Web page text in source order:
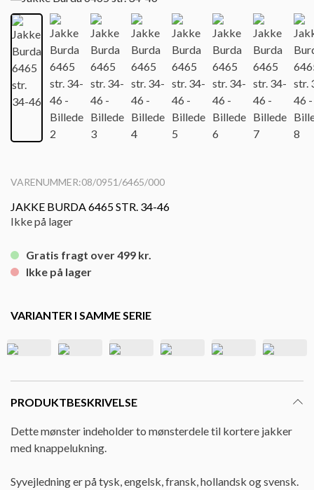
VARENUMMER:08/0951/6465/000
JAKKE BURDA 6465 STR. 34-46
Ikke på lager
Gratis fragt over 499 kr.
Ikke på lager
VARIANTER I SAMME SERIE
PRODUKTBESKRIVELSE
Dette mønster indeholder to mønsterdele til kortere jakker
med knappelukning.
Syvejledning er på tysk, engelsk, fransk, hollandsk og svensk.